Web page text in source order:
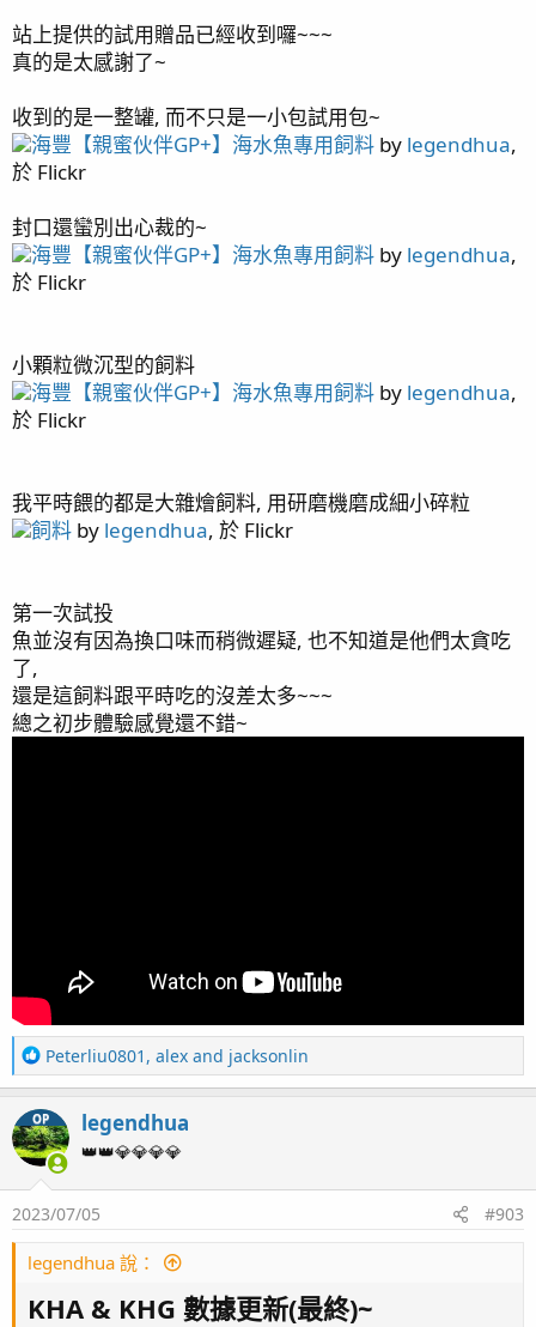
page11 淨身工廠開張!清潔蝦 / 硬骨記錄(2) / 鼻涕戰爭
(Dino) 結束 / 滿兩個月
(1) / 紅火蟻 / 滿三個月 / 假綿羊蝦幼蝦
page13 燈架規劃 / 白點
page14 沸石桶 / 滿四個月
page16 滿半年
page17 滿七個月 / 新進弟兄 - 公子小丑(1) / KHG & APEX
結合
page19 硬骨記錄(3) / NANA(1) / 隱藏區 / 九個月更新
page20 藍眼海金魚陣亡 / 寄居蟹噴發 / 噴發大樓 / 十個
月更新
page22 十一個月更新 / 糖果腦(1) / 滿周歲
page23 綠長支(1) / 硬骨記錄(4)
page25 橘子 / 美國草莓陣亡
page26 藍腳寄居蟹(2) / 新進弟兄 - 公子小丑(4)
page27 一年兩個月更新 / 生物記錄
page28 一年三個月更新 / 鈕扣心得
page29 一年四個月 / 一年五個月 / 食藻螺噴卵
page35 TG6 / AI Nero5
page36 浮淺
page37 燈罩改版 / KHA粉墨登場 / 燈具斷軸
page38 KHA & KHG / 兩年三個月
page39 魚隻點名 / 黃金蝦虎遇難
page41 珊瑚骨 / Tunze 3181 藻桶
page42 魚隻損失 / 雙蛙之舞
page43 Sony A7C / 雙骨PK戰
page44 近況影片/ 五爪貝的劫難 / 紅奶嘴海葵噴精 / 珊瑚
打架
page45 草莓蛋糕
page46 奶嘴再分裂 / T5 預熱安定器損毀 / 粉藍登場
page47 垃圾海葵去除方案
站上提供的試用贈品已經收到囉~~~
真的是太感謝了~
收到的是一整罐, 而不只是一小包試用包~
海豐【親蜜伙伴GP+】海水魚專用飼料 by legendhua,
於 Flickr
封口還蠻別出心裁的~
海豐【親蜜伙伴GP+】海水魚專用飼料 by legendhua,
於 Flickr
小顆粒微沉型的飼料
海豐【親蜜伙伴GP+】海水魚專用飼料 by legendhua,
於 Flickr
我平時餵的都是大雜燴飼料, 用研磨機磨成細小碎粒
飼料 by legendhua, 於 Flickr
第一次試投
魚並沒有因為換口味而稍微遲疑, 也不知道是他們太貪吃
了,
還是這飼料跟平時吃的沒差太多~~~
總之初步體驗感覺還不錯~
R
e
c
t
i
o
n
：
Peterliu0801 , alex and jacksonlin
OP legendhua
👑👑💎💎💎💎
2023/07/05 #903
legendhua 說：
KHA & KHG 數據更新(最終)~